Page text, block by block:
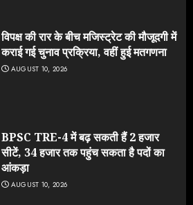
विपक्ष की रार के बीच मजिस्ट्रेट की मौजूदगी में
कराई गई चुनाव प्रक्रिया, वहीं हुई मतगणना
AUGUST 10, 2026
BPSC TRE-4 में बढ़ सकती हैं 2 हजार
सीटें, 34 हजार तक पहुंच सकता है पदों का
आंकड़ा
AUGUST 10, 2026